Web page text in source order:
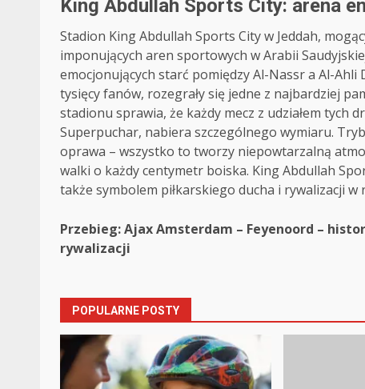
King Abdullah Sports City: arena
Stadion King Abdullah Sports City w Jeddah,
imponujących aren sportowych w Arabii
emocjonujących starć pomiędzy Al-Nassr a Al-
tysięcy fanów, rozegrały się jedne z najbardziej
stadionu sprawia, że każdy mecz z udziałem tych
Superpuchar, nabiera szczególnego wymiaru.
oprawa – wszystko to tworzy niepowtarzalną
walki o każdy centymetr boiska. King Abdullah
także symbolem piłkarskiego ducha i rywalizacji w
Post
navigation
Przebieg: Ajax Amsterdam – Feyenoord –
rywalizacji
POPULARNE POSTY